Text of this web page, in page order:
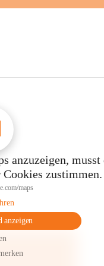
anzuzeigen, musst
zustimmen.
maps
anzeigen